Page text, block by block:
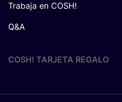
Trabaja en COSH!
Q&A
COSH! TARJETA REGALO